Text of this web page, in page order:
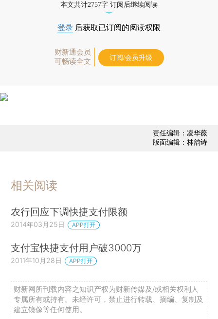
本文共计2757字 订阅后继续阅读
登录 后获取已订阅的阅读权限
财新通会员
可畅读全文
订阅/会员升级
责任编辑：凌华薇
版面编辑：林韵诗
相关阅读
农行回应下调快捷支付限额
2014年03月25日 APP打开
支付宝快捷支付用户破3000万
2011年10月28日 APP打开
财新网所刊载内容之知识产权为财新传媒及/或相关权利人
专属所有或持有。未经许可，禁止进行转载、摘编、复制及
建立镜像等任何使用。